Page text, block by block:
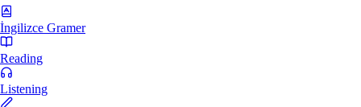
İngilizce Gramer
Reading
Listening